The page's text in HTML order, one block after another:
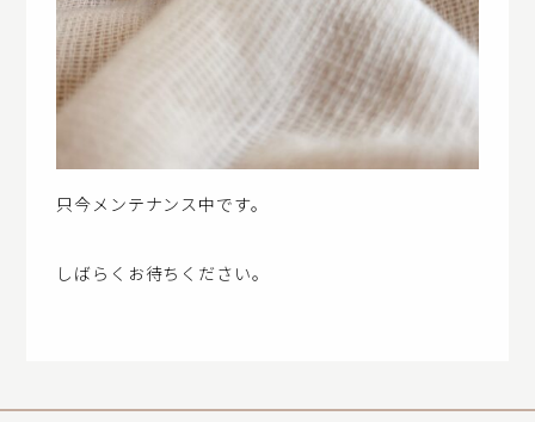
只今メンテナンス中です。
しばらくお待ちください。